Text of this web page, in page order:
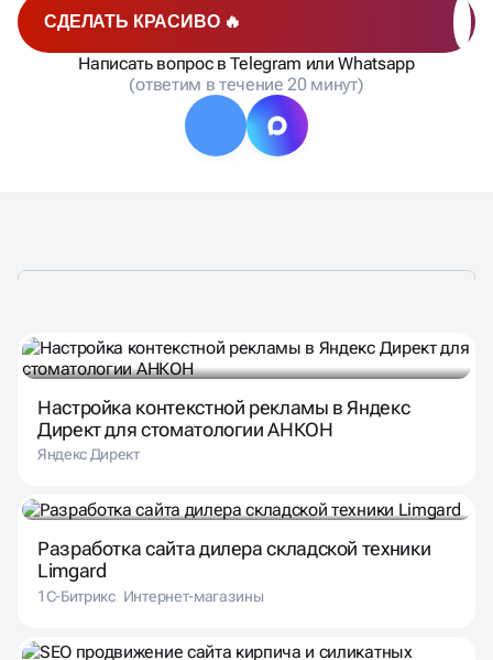
СДЕЛАТЬ КРАСИВО 🔥
Написать вопрос в Telegram или Whatsapp
(ответим в течение 20 минут)
Настройка контекстной рекламы в Яндекс
Директ для стоматологии АНКОН
Яндекс Директ
Разработка сайта дилера складской техники
Limgard
1С-Битрикс Интернет-магазины